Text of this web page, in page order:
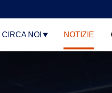
CIRCA NOI NOTIZIE